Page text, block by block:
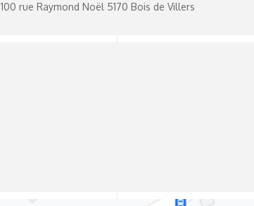
100 rue Raymond Noël 5170 Bois de Villers